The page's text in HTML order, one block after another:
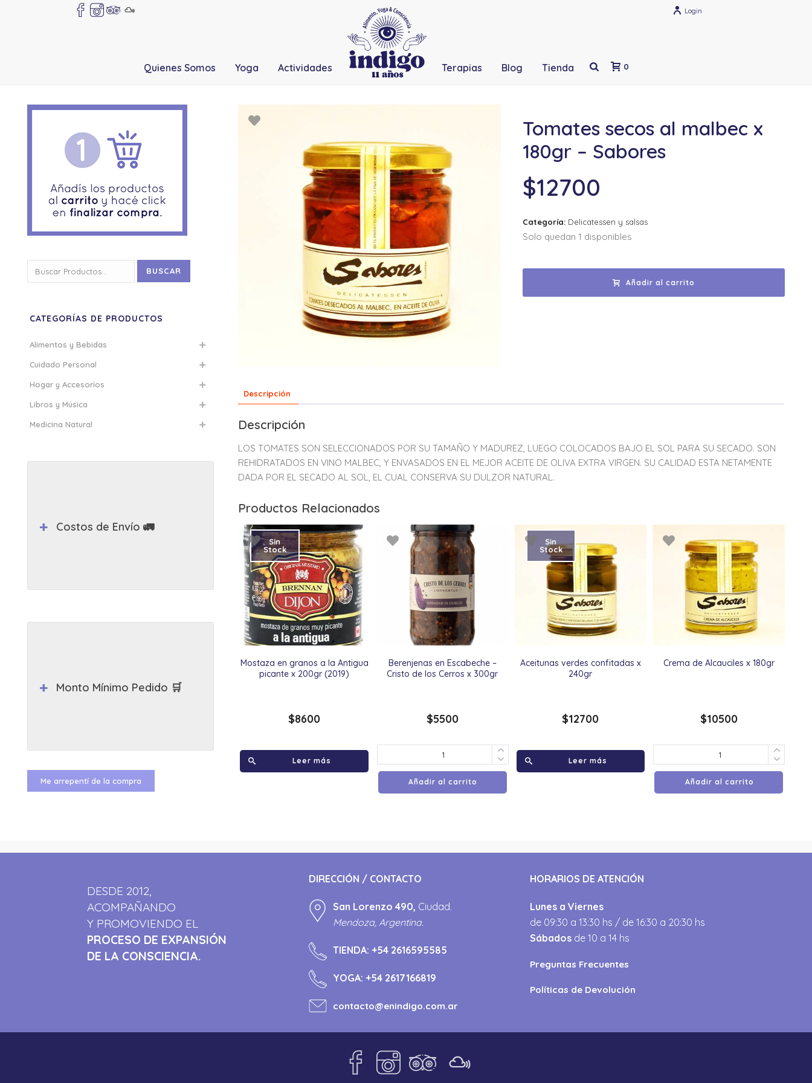
Login
Quienes Somos Yoga Actividades Terapias Blog Tienda 0
Tomates secos al malbec x
180gr – Sabores
$12700
Categoría: Delicatessen y salsas
Solo quedan 1 disponibles
Añadir al carrito
Descripción
Descripción
LOS TOMATES SON SELECCIONADOS POR SU TAMAÑO Y MADUREZ, LUEGO COLOCADOS BAJO EL SOL PARA SU SECADO. SON
REHIDRATADOS EN VINO MALBEC, Y ENVASADOS EN EL MEJOR ACEITE DE OLIVA EXTRA VIRGEN. SU CALIDAD ESTA NETAMENTE
DADA POR EL SECADO AL SOL, EL CUAL CONSERVA SU DULZOR NATURAL.
Productos Relacionados
Mostaza en granos a la Antigua
picante x 200gr (2019)
Sin
Stock
$8600
Leer más
Berenjenas en Escabeche –
Cristo de los Cerros x 300gr
$5500
Añadir al carrito
Aceitunas verdes confitadas x
240gr
Sin
Stock
$12700
Leer más
Crema de Alcauciles x 180gr
$10500
Añadir al carrito
por:
BUSCAR
CATEGORÍAS DE PRODUCTOS
Alimentos y Bebidas
Cuidado Personal
Hogar y Accesorios
Libros y Música
Medicina Natural
Costos de Envío 🚛
Monto Mínimo Pedido 🛒
Me arrepentí de la compra
DESDE 2012,
ACOMPAÑANDO
Y PROMOVIENDO EL
PROCESO DE EXPANSIÓN
DE LA CONSCIENCIA.
DIRECCIÓN / CONTACTO
San Lorenzo 490, Ciudad.
Mendoza, Argentina.
TIENDA: +54 2616595585
YOGA: +54 2617166819
contacto@enindigo.com.ar
HORARIOS DE ATENCIÓN
Lunes a Viernes
de 09:30 a 13:30 hs / de 16:30 a 20:30 hs
Sábados de 10 a 14 hs
Preguntas Frecuentes
Políticas de Devolución